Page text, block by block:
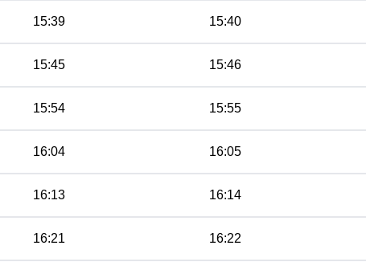
15:39 15:40
15:45 15:46
15:54 15:55
16:04 16:05
16:13 16:14
16:21 16:22